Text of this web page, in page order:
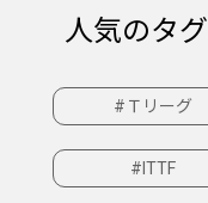
人気のタグ
#Ｔリーグ
#ITTF